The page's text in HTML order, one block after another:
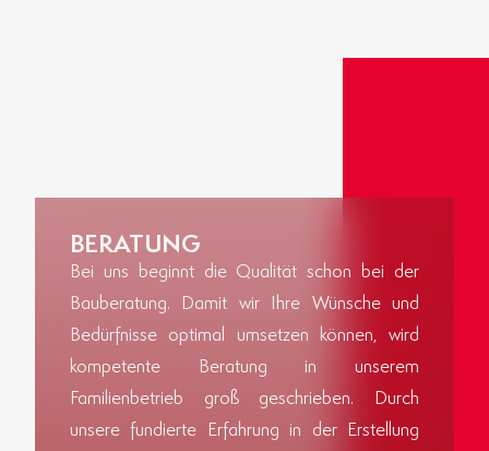
BERATUNG
Bei uns beginnt die Qualität schon bei der
Bauberatung. Damit wir Ihre Wünsche und
Bedürfnisse optimal umsetzen können, wird
kompetente Beratung in unserem
Familienbetrieb groß geschrieben. Durch
unsere fundierte Erfahrung in der Erstellung